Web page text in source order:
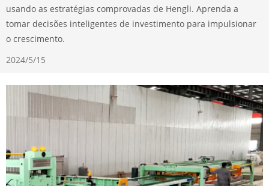
usando as estratégias comprovadas de Hengli. Aprenda a
tomar decisões inteligentes de investimento para impulsionar
o crescimento.
2024/5/15